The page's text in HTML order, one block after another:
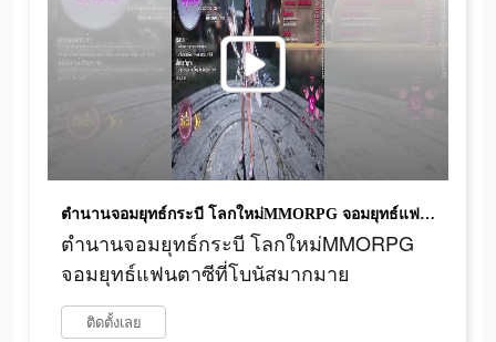
ตำนานจอมยุทธ์กระบี โลกใหม่MMORPG จอมยุทธ์แฟนตาซีที่โบนัสมากมาย
ตำนานจอมยุทธ์กระบี โลกใหม่MMORPG
จอมยุทธ์แฟนตาซีที่โบนัสมากมาย
ติดตั้งเลย